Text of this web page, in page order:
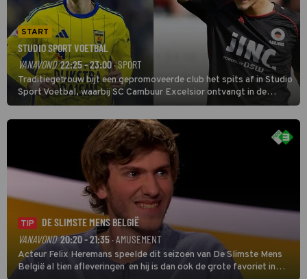
START
STUDIO SPORT VOETBAL
VANAVOND 22:25 - 23:00· SPORT
Traditiegetrouw bijt een gepromoveerde club het spits af in Studio
Sport Voetbal, waarbij SC Cambuur Excelsior ontvangt in de
eerste wedstrijd van het nieuwe Eredivisieseizoen. De nieuwe
oefenmeester is Johan Plat en hij wil aanvallend voetballen.
TIP
DE SLIMSTE MENS BELGIË
VANAVOND 20:20 - 21:35· AMUSEMENT
Acteur Felix Heremans speelde dit seizoen van De Slimste Mens
België al tien afleveringen en hij is dan ook de grote favoriet in